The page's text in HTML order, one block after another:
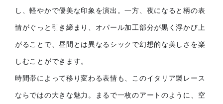
し、軽やかで優美な印象を演出。一方、夜になると柄の表
情がぐっと引き締まり、オパール加工部分が黒く浮かび上
がることで、昼間とは異なるシックで幻想的な美しさを楽
しむことができます。
時間帯によって移り変わる表情も、このイタリア製レース
ならではの大きな魅力。まるで一枚のアートのように、空